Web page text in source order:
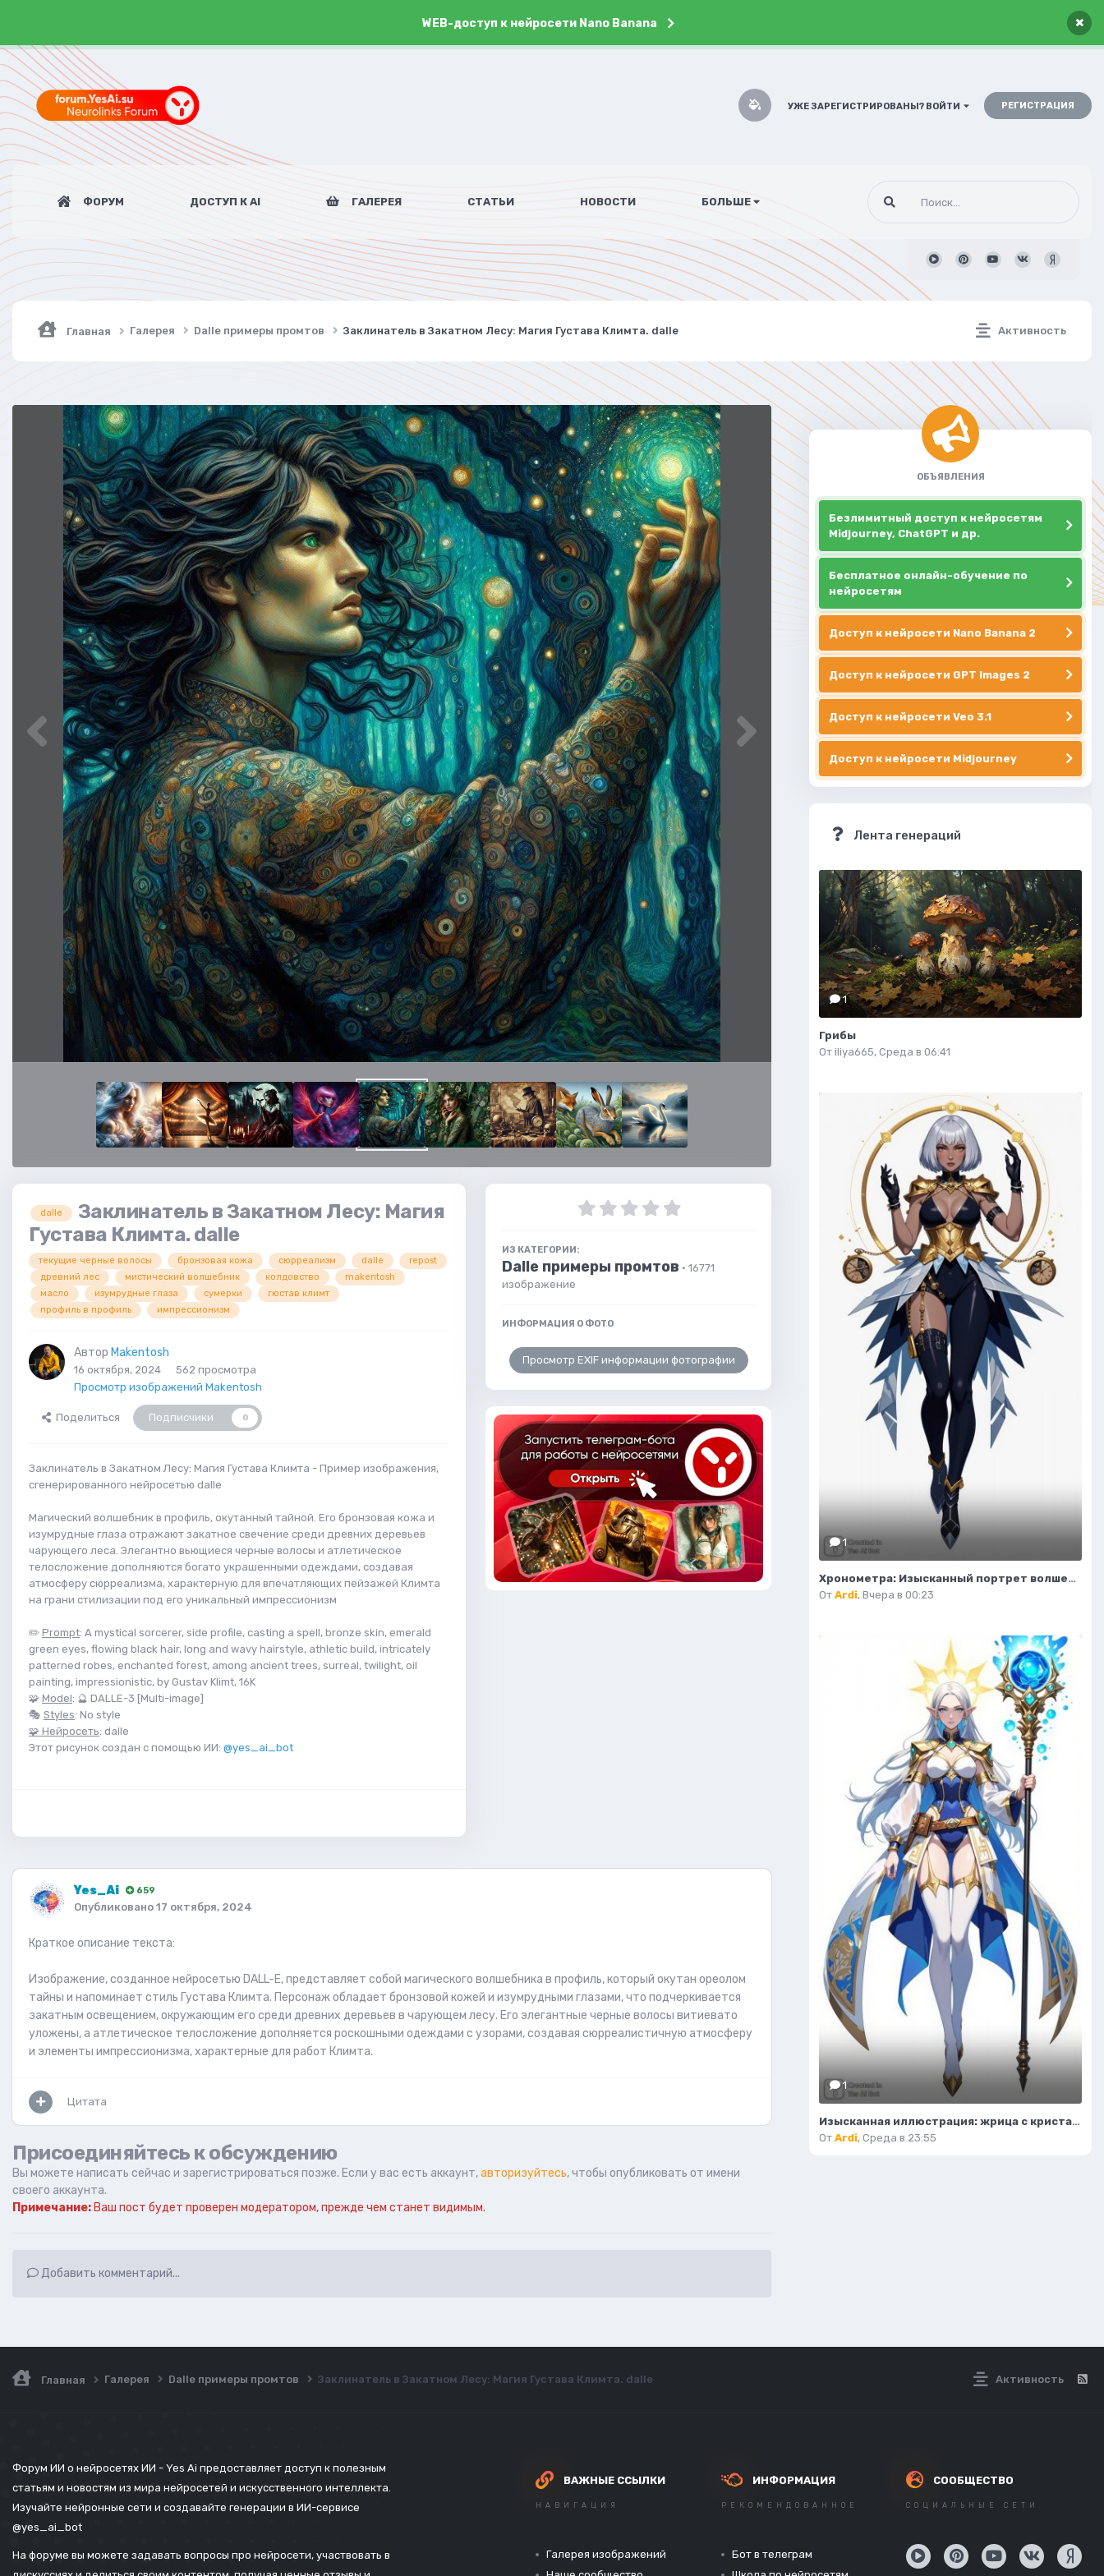
WEB-доступ к нейросети Nano Banana ×
УЖЕ ЗАРЕГИСТРИРОВАНЫ? ВОЙТИ РЕГИСТРАЦИЯ
ФОРУМ ДОСТУП К AI ГАЛЕРЕЯ СТАТЬИ НОВОСТИ БОЛЬШЕ
Активность
Главная Галерея Dalle примеры промтов Заклинатель в Закатном Лесу: Магия Густава Климта. dalle
dalle
Заклинатель в Закатном Лесу: Магия
Густава Климта. dalle
текущие черные волосы бронзовая кожа сюрреализм dalle
repost
древний лес
мистический волшебник колдовство
makentosh
масло
изумрудные глаза сумерки
гюстав климт
профиль в профиль
импрессионизм
Автор Makentosh
16 октября, 2024
562 просмотра
Просмотр изображений Makentosh
Поделиться Подписчики 0
Заклинатель в Закатном Лесу: Магия Густава Климта - Пример изображения,
сгенерированного нейросетью dalle
Магический волшебник в профиль, окутанный тайной. Его бронзовая кожа и
изумрудные глаза отражают закатное свечение среди древних деревьев
чарующего леса. Элегантно вьющиеся черные волосы и атлетическое
телосложение дополняются богато украшенными одеждами, создавая
атмосферу сюрреализма, характерную для впечатляющих пейзажей Климта
на грани стилизации под его уникальный импрессионизм
✏️ Prompt: A mystical sorcerer, side profile, casting a spell, bronze skin, emerald
green eyes, flowing black hair, long and wavy hairstyle, athletic build, intricately
patterned robes, enchanted forest, among ancient trees, surreal, twilight, oil
painting, impressionistic, by Gustav Klimt, 16K
🧩 Model: 🔮 DALLE-3 [Multi-image]
🎭 Styles: No style
🧩 Нейросеть: dalle
Этот рисунок создан с помощью ИИ: @yes_ai_bot
ИЗ КАТЕГОРИИ:
Dalle примеры промтов · 16771
изображение
ИНФОРМАЦИЯ О ФОТО
Просмотр EXIF информации фотографии
Yes_Ai 659
Опубликовано 17 октября, 2024
Краткое описание текста:
Изображение, созданное нейросетью DALL-E, представляет собой магического волшебника в профиль, который окутан ореолом
тайны и напоминает стиль Густава Климта. Персонаж обладает бронзовой кожей и изумрудными глазами, что подчеркивается
закатным освещением, окружающим его среди древних деревьев в чарующем лесу. Его элегантные черные волосы витиевато
уложены, а атлетическое телосложение дополняется роскошными одеждами с узорами, создавая сюрреалистичную атмосферу
и элементы импрессионизма, характерные для работ Климта.
Цитата
Присоединяйтесь к обсуждению
Вы можете написать сейчас и зарегистрироваться позже. Если у вас есть аккаунт,авторизуйтесь, чтобы опубликовать от имени
своего аккаунта.
Примечание: Ваш пост будет проверен модератором, прежде чем станет видимым.
Добавить комментарий...
ОБЪЯВЛЕНИЯ
Безлимитный доступ к нейросетям
Midjourney, ChatGPT и др.
Бесплатное онлайн-обучение по
нейросетям
Доступ к нейросети Nano Banana 2
Доступ к нейросети GPT Images 2
Доступ к нейросети Veo 3.1
Доступ к нейросети Midjourney
Лента генераций
1
Грибы
От iliya665, Среда в 06:41
1
Хронометра: Изысканный портрет волшебницы времени и моды. Изображение из нейронной сети Flux Ai
От Ardi, Вчера в 00:23
1
Изысканная иллюстрация: жрица с кристальным посохом и волшебным светом. Нейронная сеть Flux.1
От Ardi, Среда в 23:55
Активность
Главная Галерея Dalle примеры промтов Заклинатель в Закатном Лесу: Магия Густава Климта. dalle
Форум ИИ о нейросетях ИИ - Yes Ai предоставляет доступ к полезным
статьям и новостям из мира нейросетей и искусственного интеллекта.
Изучайте нейронные сети и создавайте генерации в ИИ-сервисе
@yes_ai_bot
На форуме вы можете задавать вопросы про нейросети, участвовать в
ВАЖНЫЕ ССЫЛКИ
НАВИГАЦИЯ
Галерея изображений
ИНФОРМАЦИЯ
РЕКОМЕНДОВАННОЕ
Бот в телеграм
СООБЩЕСТВО
СОЦИАЛЬНЫЕ СЕТИ